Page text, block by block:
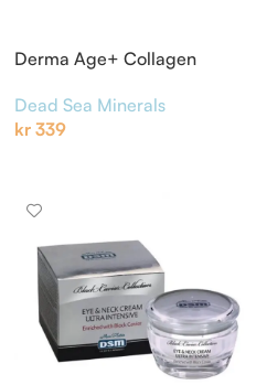
Derma Age+ Collagen
Dead Sea Minerals
kr 339